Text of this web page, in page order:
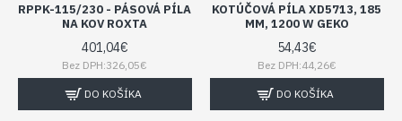
RPPK-115/230 - PÁSOVÁ PÍLA
NA KOV ROXTA
401,04€
Bez DPH:326,05€
DO KOŠÍKA
KOTÚČOVÁ PÍLA XD5713, 185
MM, 1200 W GEKO
54,43€
Bez DPH:44,26€
DO KOŠÍKA